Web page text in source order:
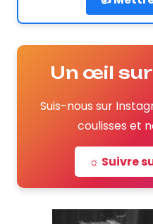
Un œil
Suis-nous sur
coulisses et
☼ Suivre